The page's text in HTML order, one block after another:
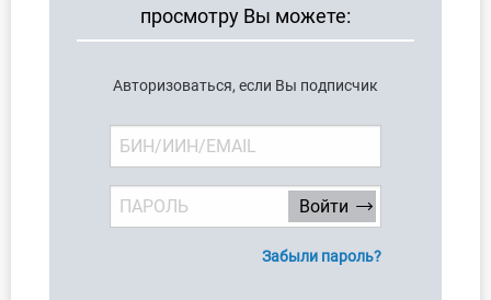
просмотру Вы можете:
Авторизоваться, если Вы подписчик
Забыли пароль?